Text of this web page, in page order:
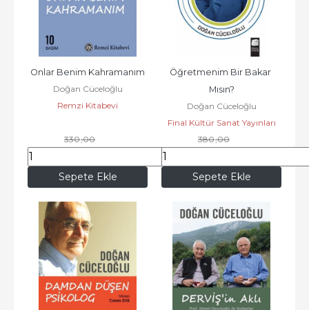
Sepete Ekle
Onlar Benim Kahramanım
Doğan Cüceloğlu
Remzi Kitabevi
330,00
270,60
Sepete Ekle
Öğretmenim Bir Bakar
Mısın?
Doğan Cüceloğlu
Final Kültür Sanat Yayınları
380,00
342,00